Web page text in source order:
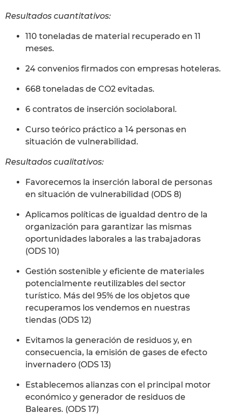
Resultados cuantitativos:
110 toneladas de material recuperado en 11
meses.
24 convenios firmados con empresas hoteleras.
668 toneladas de CO2 evitadas.
6 contratos de inserción sociolaboral.
Curso teórico práctico a 14 personas en
situación de vulnerabilidad.
Resultados cualitativos:
Favorecemos la inserción laboral de personas
en situación de vulnerabilidad (ODS 8)
Aplicamos políticas de igualdad dentro de la
organización para garantizar las mismas
oportunidades laborales a las trabajadoras
(ODS 10)
Gestión sostenible y eficiente de materiales
potencialmente reutilizables del sector
turístico. Más del 95% de los objetos que
recuperamos los vendemos en nuestras
tiendas (ODS 12)
Evitamos la generación de residuos y, en
consecuencia, la emisión de gases de efecto
invernadero (ODS 13)
Establecemos alianzas con el principal motor
económico y generador de residuos de
Baleares. (ODS 17)